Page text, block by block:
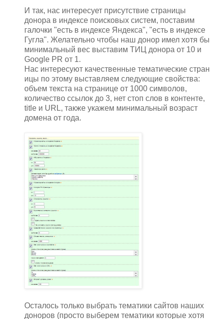
И так, нас интересует присутствие страницы
донора в индексе поисковых систем, поставим
галочки "есть в индексе Яндекса", "есть в индексе
Гугла". Желательно чтобы наш донор имел хотя бы
минимальный вес выставим ТИЦ донора от 10 и
Google PR от 1.
Нас интересуют качественные тематические стран
ицы по этому выставляем следующие свойства:
объем текста на странице от 1000 символов,
количество ссылок до 3, нет стоп слов в контенте,
title и URL, также укажем минимальный возраст
домена от года.
Осталось только выбрать тематики сайтов наших
доноров (просто выберем тематики которые хотя